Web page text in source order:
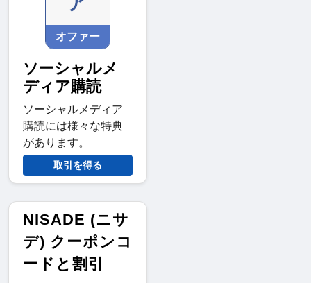
オファー
ソーシャルメ
ディア購読
ソーシャルメディア
購読には様々な特典
があります。
取引を得る
NISADE (ニサ
デ) クーポンコ
ードと割引